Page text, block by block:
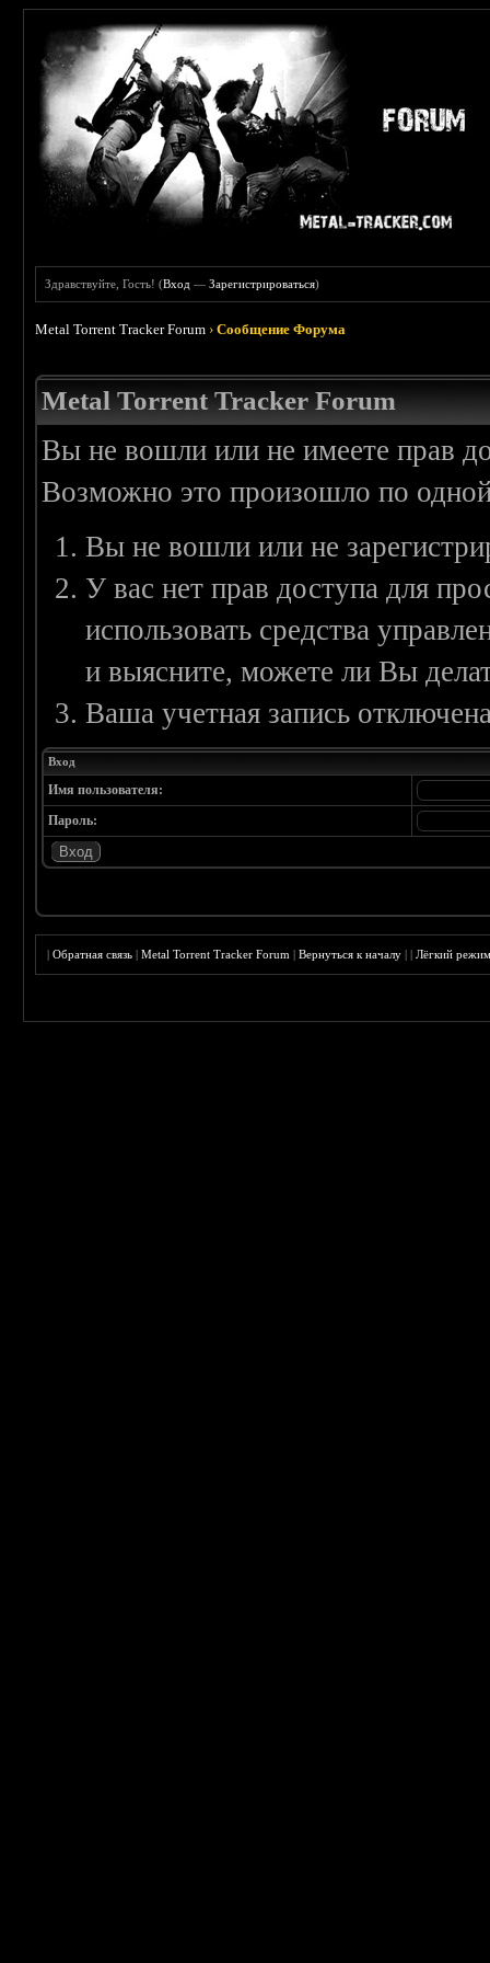
Здравствуйте, Гость! (Вход —Зарегистрироваться)
Metal Torrent Tracker Forum ›Сообщение Форума
Metal Torrent Tracker Forum
Вы не вошли или не имеете прав
Возможно это произошло по
Вы не вошли или не
У вас нет прав доступа для
использовать средства
и выясните, можете ли Вы
Ваша учетная запись
Вход
Имя пользователя:
Пароль:
|Обратная связь |Metal Torrent Tracker Forum |Вернуться к началу ||Лёгкий